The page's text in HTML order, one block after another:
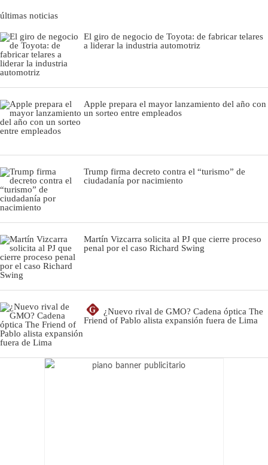
últimas noticias
El giro de negocio de Toyota: de fabricar telares
a liderar la industria automotriz
Apple prepara el mayor lanzamiento del año con
un sorteo entre empleados
Trump firma decreto contra el “turismo” de
ciudadanía por nacimiento
Martín Vizcarra solicita al PJ que cierre proceso
penal por el caso Richard Swing
G
¿Nuevo rival de GMO? Cadena óptica The
Friend of Pablo alista expansión fuera de Lima